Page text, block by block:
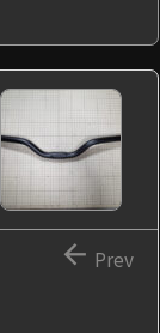
 Prev